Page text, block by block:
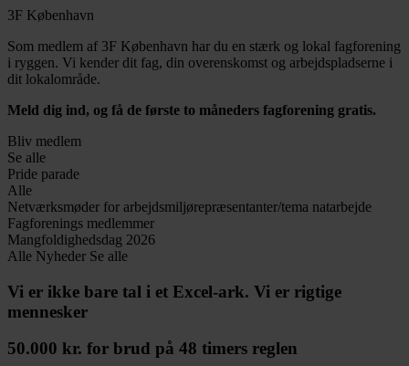
3F København
Som medlem af 3F København har du en stærk og lokal fagforening
i ryggen. Vi kender dit fag, din overenskomst og arbejdspladserne i
dit lokalområde.
Meld dig ind, og få de første to måneders fagforening gratis.
Bliv medlem
Se alle
Pride parade
Alle
Netværksmøder for arbejdsmiljørepræsentanter/tema natarbejde
Fagforenings medlemmer
Mangfoldighedsdag 2026
Alle Nyheder Se alle
Vi er ikke bare tal i et Excel-ark. Vi er rigtige
mennesker
50.000 kr. for brud på 48 timers reglen